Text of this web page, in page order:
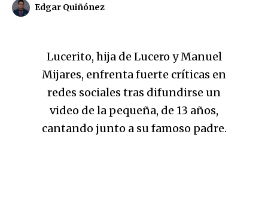
Edgar Quiñónez
Lucerito, hija de Lucero y Manuel
Mijares, enfrenta fuerte críticas en
redes sociales tras difundirse un
video de la pequeña, de 13 años,
cantando junto a su famoso padre.